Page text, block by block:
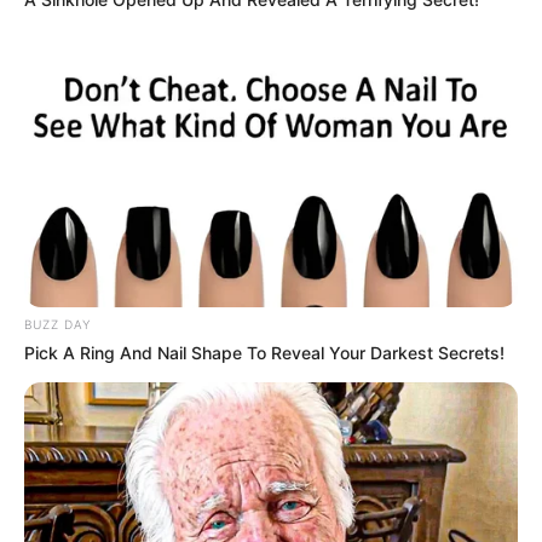
ΠΕΜΠΤΗ 4-6-2026: ΑΝΑΤΟΜΙΑ-ΦΥΣΙΟΛΟΓΙΑ II
ΠΕΜΠΤΗ 4-6-2026: ΑΡΧΕΣ ΟΙΚΟΝΟΜΙΚΗΣ
ΘΕΩΡΙΑΣ (ΑΟΘ)
ΠΕΜΠΤΗ 4-6-2026: ΔΙΚΤΥΑ ΥΠΟΛΟΓΙΣΤΩΝ
ΠΕΜΠΤΗ 4-6-2026: ΑΡΧΕΣ ΒΙΟΛΟΓΙΚΗΣ
ΓΕΩΡΓΙΑΣ
ΣΑΒΒΑΤΟ 6-6-2026: ΗΛΕΚΤΡΟΤΕΧΝΙΑ 2
ΣΑΒΒΑΤΟ 6-6-2026: ΑΡΧΙΤΕΚΤΟΝΙΚΟ ΣΧΕΔΙΟ
ΣΑΒΒΑΤΟ 6-6-2026: ΠΡΟΓΡΑΜΜΑΤΙΣΜΟΣ
BUZZ DAY
Pick A Ring And Nail Shape To Reveal Your Darkest Secrets!